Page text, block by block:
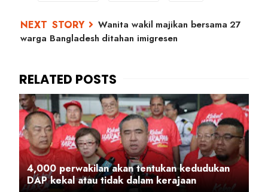
Wanita wakil majikan bersama 27
warga Bangladesh ditahan imigresen
4,000 perwakilan akan tentukan kedudukan
DAP kekal atau tidak dalam kerajaan